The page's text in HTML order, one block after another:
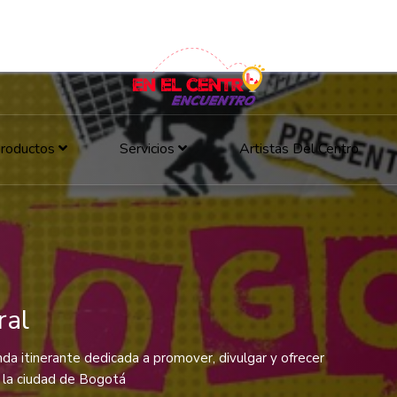
Servicios Artistas Del Centro
itinerante dedicada a promover, divulgar y ofrecer
ciudad de Bogotá